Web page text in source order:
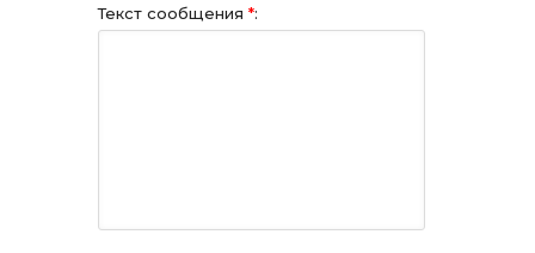
Текст сообщения *: